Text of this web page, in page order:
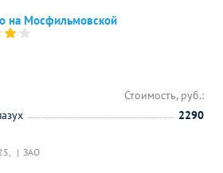
на Мосфильмовской
ЗАО
Стоимость, руб.:
2290